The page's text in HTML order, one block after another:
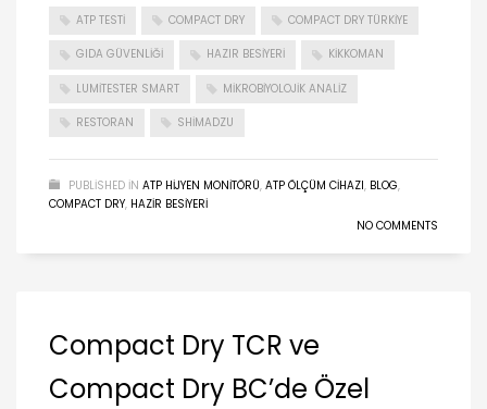
ATP TESTI COMPACT DRY COMPACT DRY TÜRKIYE
GIDA GÜVENLIĞI HAZIR BESIYERI KIKKOMAN
LUMITESTER SMART MIKROBIYOLOJIK ANALIZ
RESTORAN SHIMADZU
PUBLISHED IN ATP HIJYEN MONITÖRÜ, ATP ÖLÇÜM CIHAZI, BLOG,
COMPACT DRY, HAZIR BESIYERI
NO COMMENTS
Compact Dry TCR ve
Compact Dry BC’de Özel